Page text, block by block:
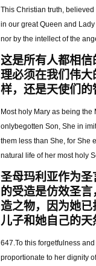
This Christian truth,
in our great Queen and
nor by the intellect of the
这是所有人都相
理必须在我们伟
样，还是天使们
Most holy Mary as being
onlybegotten Son, She in
them less than She, for She
natural life of her most holy
圣母玛利亚作为
的受造是仿效圣
造之物，因为她
儿子和她自己的天
647.To this forgetfulness
proportionate to her dignity